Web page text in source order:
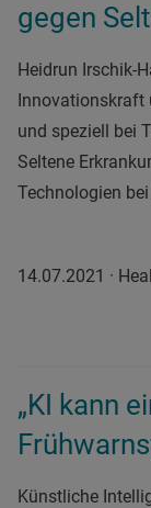
gegen
Heidrun Irschik-
Innovationskraft
und speziell bei
Seltene
Technologien
14.07.2021 ·
„KI kann
Künstliche